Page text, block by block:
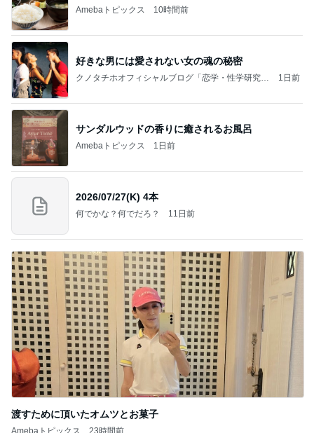
Amebaトピックス 10時間前
好きな男には愛されない女の魂の秘密
クノタチホオフィシャルブログ「恋学・性学研究
1日前
サンダルウッドの香りに癒されるお風呂
Amebaトピックス 1日前
2026/07/27(K) 4本
何でかな？何でだろ？ 11日前
渡すために頂いたオムツとお菓子
Amebaトピックス 23時間前